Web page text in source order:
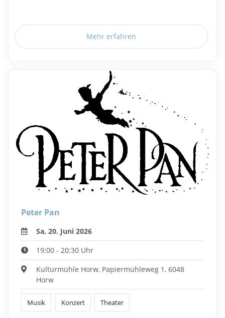
Mehr erfahren
Peter Pan
Sa, 20. Juni 2026
19:00 - 20:30 Uhr
Kulturmühle Horw, Papiermühleweg 1, 6048
Horw
Musik Konzert Theater